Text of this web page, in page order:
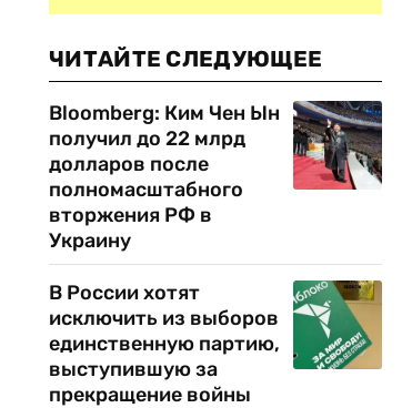
ЧИТАЙТЕ СЛЕДУЮЩЕЕ
Bloomberg: Ким Чен Ын
получил до 22 млрд
долларов после
полномасштабного
вторжения РФ в
Украину
В России хотят
исключить из выборов
единственную партию,
выступившую за
прекращение войны